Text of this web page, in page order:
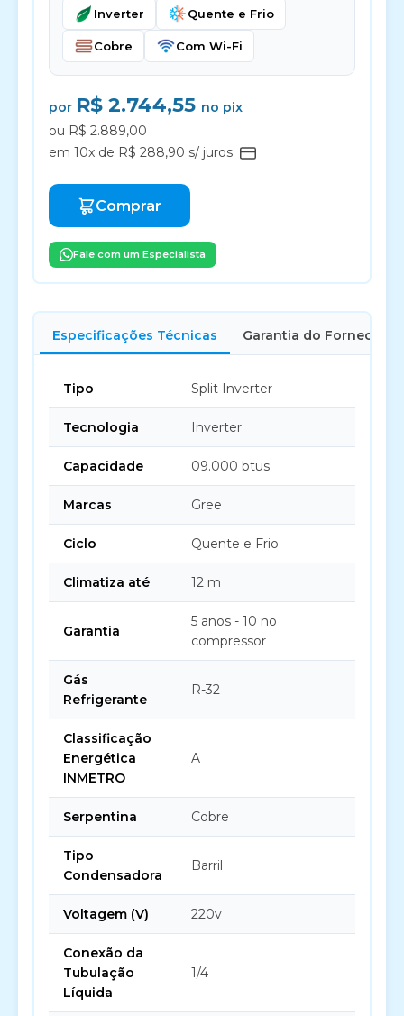
Inverter Quente e Frio
Cobre Com Wi-Fi
por R$ 2.744,55 no pix
ou R$ 2.889,00
em 10x de R$ 288,90 s/ juros
Comprar
Fale com um Especialista
Especificações Técnicas Garantia do Fornecedor
Tipo Split Inverter
Tecnologia Inverter
Capacidade 09.000 btus
Marcas Gree
Ciclo Quente e Frio
Climatiza até 12 m
Garantia
5 anos - 10 no
compressor
Gás
Refrigerante
R-32
Classificação
Energética
INMETRO
A
Serpentina Cobre
Tipo
Condensadora
Barril
Voltagem (V) 220v
Conexão da
Tubulação
Líquida
1/4